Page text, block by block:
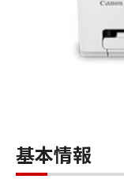
基本情報